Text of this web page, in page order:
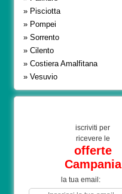
» Pisciotta
» Pompei
» Sorrento
» Cilento
» Costiera Amalfitana
» Vesuvio
iscriviti per
ricevere le
offerte
Campania
la tua email: